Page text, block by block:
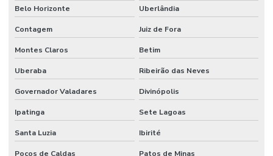
Belo Horizonte Uberlândia
Contagem Juiz de Fora
Montes Claros Betim
Uberaba Ribeirão das Neves
Governador Valadares Divinópolis
Ipatinga Sete Lagoas
Santa Luzia Ibirité
Poços de Caldas Patos de Minas